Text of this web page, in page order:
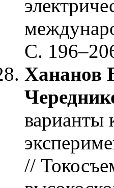
С.
Хананов
варианты
//